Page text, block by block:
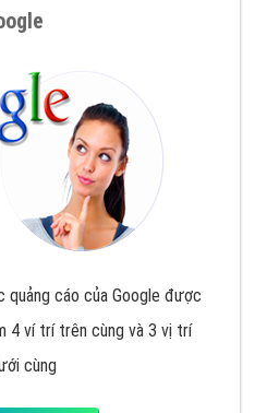
quảng cáo của Google được
4 ví trí trên cùng và 3 vị trí
cùng